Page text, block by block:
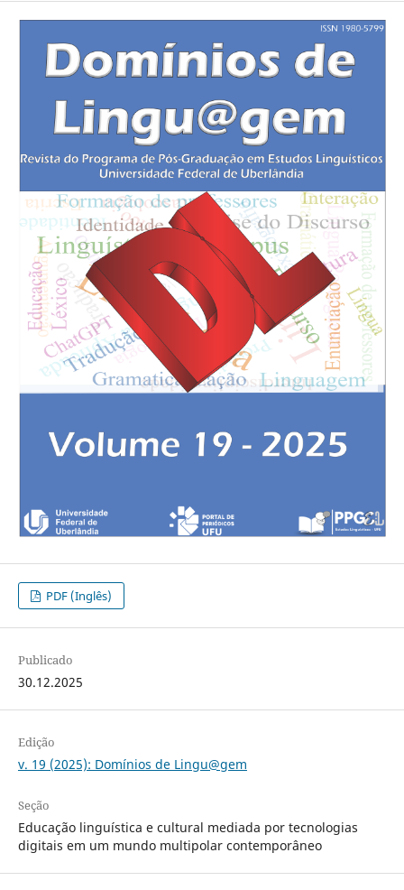
PDF (Inglês)
Publicado
30.12.2025
Edição
v. 19 (2025): Domínios de Lingu@gem
Seção
Educação linguística e cultural mediada por tecnologias
digitais em um mundo multipolar contemporâneo